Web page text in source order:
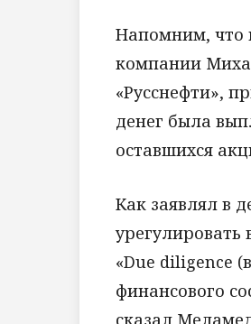
Напомним, что
компании
«Русснефти»,
денег была
оставшихся
Как заявлял в
урегулировать
«Due diligence
финансового